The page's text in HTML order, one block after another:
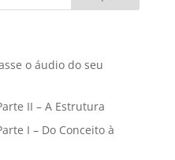
o áudio do seu
II – A Estrutura
I – Do Conceito à